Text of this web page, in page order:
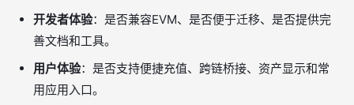
开发者体验：是否兼容EVM、是否便于迁移、是否提供完
善文档和工具。
用户体验：是否支持便捷充值、跨链桥接、资产显示和常
用应用入口。